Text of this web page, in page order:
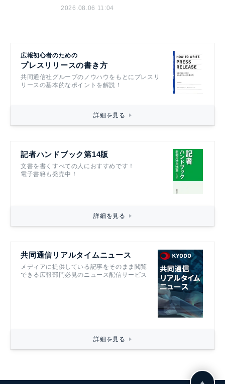
2026.08.06 11:04
広報初心者のための
プレスリリースの書き方
共同通信社グループのノウハウをもとにプレスリ
リースの基本的なポイントを解説！
詳細を見る
記者ハンドブック第14版
文書を書くすべての人におすすめです！
電子書籍も発売中！
詳細を見る
共同通信リアルタイムニュース
メディアに提供している記事をそのまま閲覧
できる広報部門必見のニュース配信サービス
詳細を見る